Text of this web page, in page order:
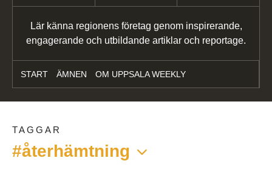
Lär känna regionens företag genom inspirerande,
engagerande och utbildande artiklar och reportage.
START ÄMNEN OM UPPSALA WEEKLY
TAGGAR
#återhämtning